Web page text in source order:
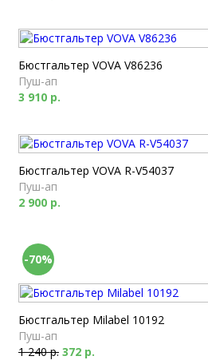
Бюстгальтер VOVA V86236
Пуш-ап
3 910 р.
Бюстгальтер VOVA R-V54037
Пуш-ап
2 900 р.
-70%
Бюстгальтер Milabel 10192
Пуш-ап
1 240 р. 372 р.